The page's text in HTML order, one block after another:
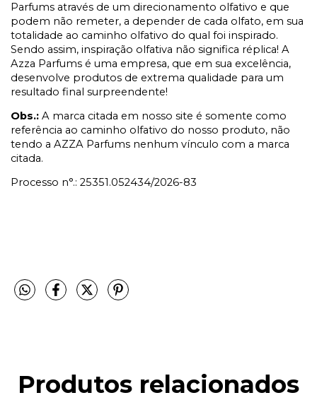
Parfums através de um direcionamento olfativo e que
podem não remeter, a depender de cada olfato, em sua
totalidade ao caminho olfativo do qual foi inspirado.
Sendo assim, inspiração olfativa não significa réplica! A
Azza Parfums é uma empresa, que em sua excelência,
desenvolve produtos de extrema qualidade para um
resultado final surpreendente!
Obs.: A marca citada em nosso site é somente como
referência ao caminho olfativo do nosso produto, não
tendo a AZZA Parfums nenhum vínculo com a marca
citada.
Processo n°.: 25351.052434/2026-83
Produtos relacionados